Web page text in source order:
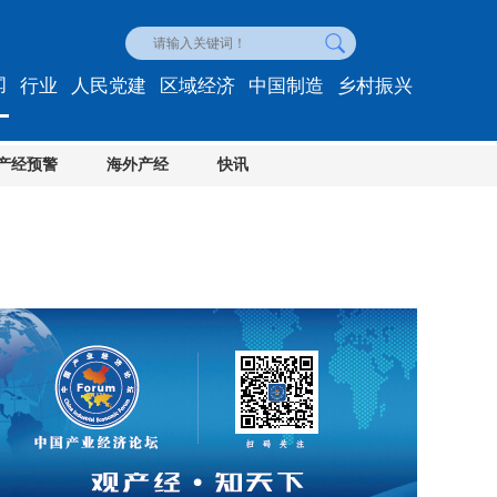
经预警 海外产经 快讯
行业 人民党建 区域经济 中国制造 乡村振兴